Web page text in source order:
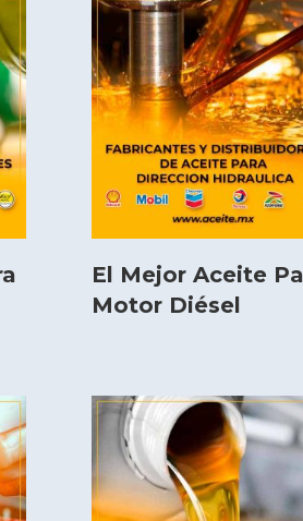
El Mejor Aceite
Motor Diésel